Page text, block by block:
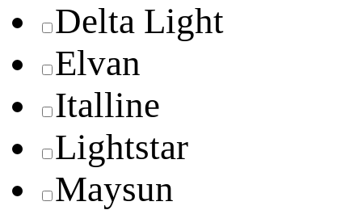
Delta Light
Elvan
Italline
Lightstar
Maysun